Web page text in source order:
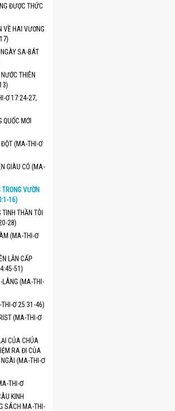
ĐƯỢC THỨC
VỀ HAI VƯƠNG
SA-BÁT
THIÊN
Ơ 17:24-27,
QUỐC MỚI
ĐỘT (MA-THI-Ơ
GIÀU CÓ (MA-
VƯỜN
16)
THẦN TÔI
28)
(MA-THI-Ơ
LẪN CẤP
51)
LÂNG (MA-THI-
Ơ 25:31-46)
(MA-THI-Ơ
CỦA CHÚA
RA ĐI CỦA
NGÀI (MA-THI-Ơ
THI-Ơ
KINH
SÁCH MA-THI-